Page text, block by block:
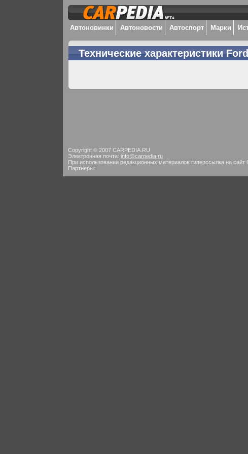
Автоновинки Автоновости Автоспорт Марки
Технические характеристики
Copyright © 2007 CARPEDIA.RU
Электронная почта: info@carpedia.ru
При использовании редакционных материалов гиперссылка на сайт
Партнеры: